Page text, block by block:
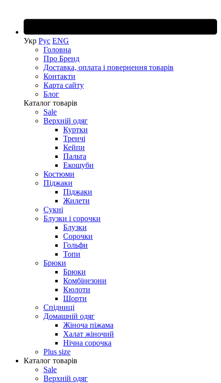
Укр Рус ENG
Головна
Про Бренд
Доставка, оплата і повернення товарів
Контакти
Карта сайту
Блог
Каталог товарів
Sale
Верхній одяг
Куртки
Тренчі
Кейпи
Пальта
Екошуби
Костюми
Піджаки
Піджаки
Жилети
Сукні
Блузки і сорочки
Блузки
Сорочки
Гольфи
Топи
Брюки
Брюки
Комбінезони
Кюлоти
Шорти
Спідниці
Домашній одяг
Жіноча піжама
Халат жіночий
Нічна сорочка
Plus size
Каталог товарів
Sale
Верхній одяг